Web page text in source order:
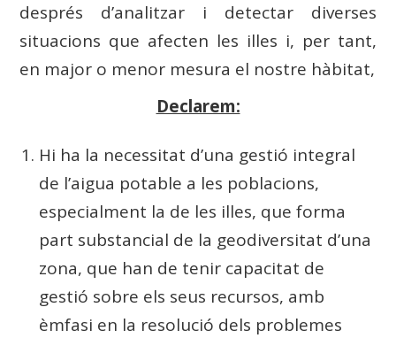
després d’analitzar i detectar diverses
situacions que afecten les illes i, per tant,
en major o menor mesura el nostre hàbitat,
Declarem:
Hi ha la necessitat d’una gestió integral
de l’aigua potable a les poblacions,
especialment la de les illes, que forma
part substancial de la geodiversitat d’una
zona, que han de tenir capacitat de
gestió sobre els seus recursos, amb
èmfasi en la resolució dels problemes